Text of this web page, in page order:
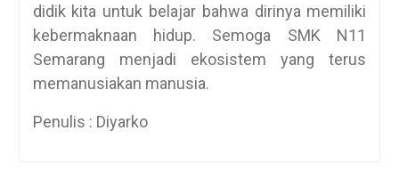
didik kita untuk belajar bahwa dirinya memiliki
kebermaknaan hidup. Semoga SMK N11
Semarang menjadi ekosistem yang terus
memanusiakan manusia.
Penulis : Diyarko